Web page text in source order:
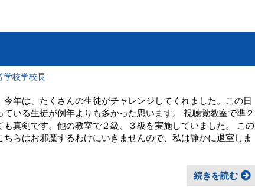
学校学校長
年は、たくさんの生徒がチャレンジしてくれました。この日
いる生徒が例年よりも多かった思います。 視聴覚教室で準２
真剣です。他の教室で２級、３級を実施していました。 この
らはお邪魔するわけにいきませんので、私は静かに退室しま
続きを読む